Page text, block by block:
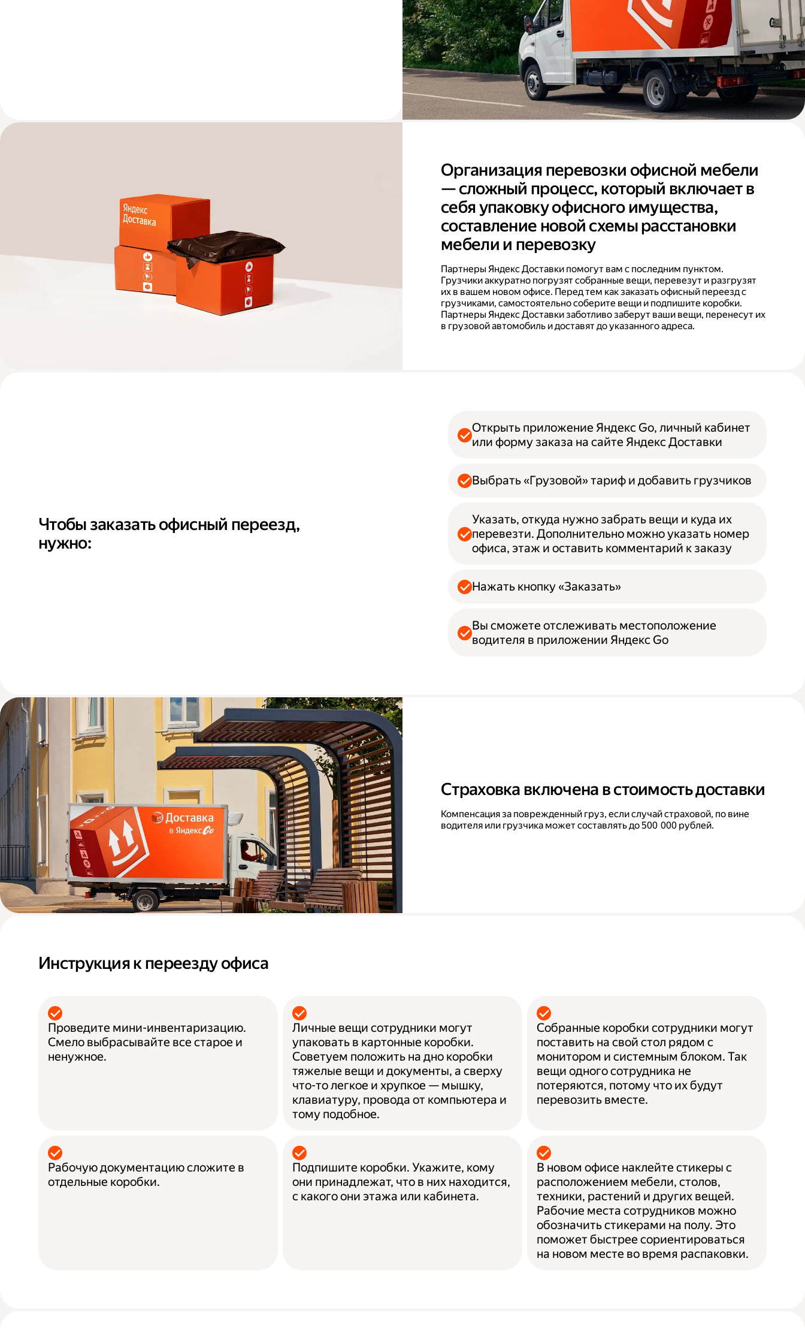
Организация перевозки офисной мебели
— сложный процесс, который включает в
себя упаковку офисного имущества,
составление новой схемы расстановки
мебели и перевозку
Партнеры Яндекс Доставки помогут вам с последним пунктом.
Грузчики аккуратно погрузят собранные вещи, перевезут и разгрузят
их в вашем новом офисе. Перед тем как заказать офисный переезд с
грузчиками, самостоятельно соберите вещи и подпишите коробки.
Партнеры Яндекс Доставки заботливо заберут ваши вещи, перенесут их
в грузовой автомобиль и доставят до указанного адреса.
Чтобы заказать офисный переезд,
нужно:
Открыть приложение Яндекс Go, личный кабинет
или форму заказа на сайте Яндекс Доставки
Выбрать «Грузовой» тариф и добавить грузчиков
Указать, откуда нужно забрать вещи и куда их
перевезти. Дополнительно можно указать номер
офиса, этаж и оставить комментарий к заказу
Нажать кнопку «Заказать»
Вы сможете отслеживать местоположение
водителя в приложении Яндекс Go
Страховка включена в стоимость доставки
Компенсация за поврежденный груз, если случай страховой, по вине
водителя или грузчика может составлять до 500 000 рублей.
Инструкция к переезду офиса
Проведите мини-инвентаризацию.
Смело выбрасывайте все старое и
ненужное.
Личные вещи сотрудники могут
упаковать в картонные коробки.
Советуем положить на дно коробки
тяжелые вещи и документы, а сверху
что-то легкое и хрупкое — мышку,
клавиатуру, провода от компьютера и
тому подобное.
Собранные коробки сотрудники могут
поставить на свой стол рядом с
монитором и системным блоком. Так
вещи одного сотрудника не
потеряются, потому что их будут
перевозить вместе.
Рабочую документацию сложите в
отдельные коробки.
Подпишите коробки. Укажите, кому
они принадлежат, что в них находится,
с какого они этажа или кабинета.
В новом офисе наклейте стикеры с
расположением мебели, столов,
техники, растений и других вещей.
Рабочие места сотрудников можно
обозначить стикерами на полу. Это
поможет быстрее сориентироваться
на новом месте во время распаковки.